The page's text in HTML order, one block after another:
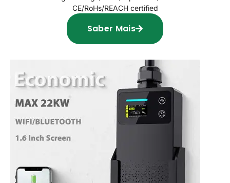
CE/RoHs/REACH certified
Saber Mais